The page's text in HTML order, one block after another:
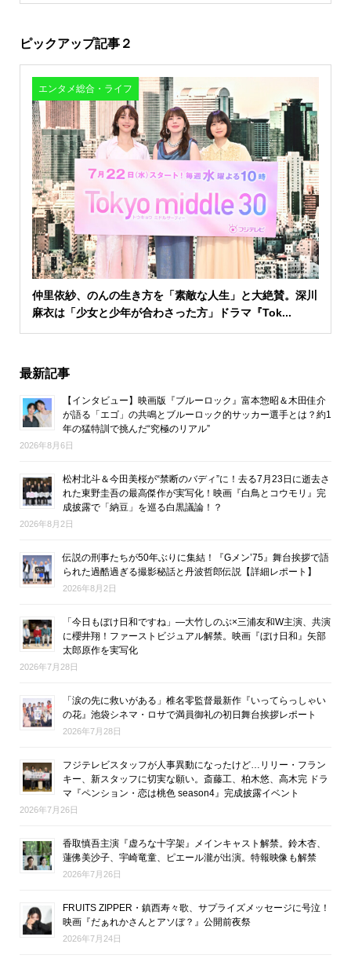
ピックアップ記事２
エンタメ総合・ライフ
仲里依紗、のんの生き方を「素敵な人生」と大絶賛。深川
麻衣は「少女と少年が合わさった方」ドラマ『Tok...
最新記事
【インタビュー】映画版『ブルーロック』富本惣昭＆木田佳介
が語る「エゴ」の共鳴とブルーロック的サッカー選手とは？約1
年の猛特訓で挑んだ“究極のリアル”
2026年8月6日
松村北斗＆今田美桜が“禁断のバディ”に！去る7月23日に逝去さ
れた東野圭吾の最高傑作が実写化！映画『白鳥とコウモリ』完
成披露で「納豆」を巡る白黒議論！？
2026年8月2日
伝説の刑事たちが50年ぶりに集結！『Gメン’75』舞台挨拶で語
られた過酷過ぎる撮影秘話と丹波哲郎伝説【詳細レポート】
2026年8月2日
「今日もぼけ日和ですね」―大竹しのぶ×三浦友和W主演、共演
に櫻井翔！ファーストビジュアル解禁。映画『ぼけ日和』矢部
太郎原作を実写化
2026年7月28日
「涙の先に救いがある」椎名零監督最新作『いってらっしゃい
の花』池袋シネマ・ロサで満員御礼の初日舞台挨拶レポート
2026年7月28日
フジテレビスタッフが人事異動になったけど…リリー・フラン
キー、新スタッフに切実な願い。斎藤工、柏木悠、高木完 ドラ
マ『ペンション・恋は桃色 season4』完成披露イベント
2026年7月26日
香取慎吾主演『虚ろな十字架』メインキャスト解禁。鈴木杏、
蓮佛美沙子、宇崎竜童、ピエール瀧が出演。特報映像も解禁
2026年7月26日
FRUITS ZIPPER・鎮西寿々歌、サプライズメッセージに号泣！
映画『だぁれかさんとアソぼ？』公開前夜祭
2026年7月24日